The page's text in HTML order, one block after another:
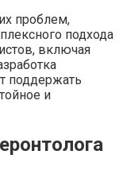
проблем,
подхода
включая
поддержать
и